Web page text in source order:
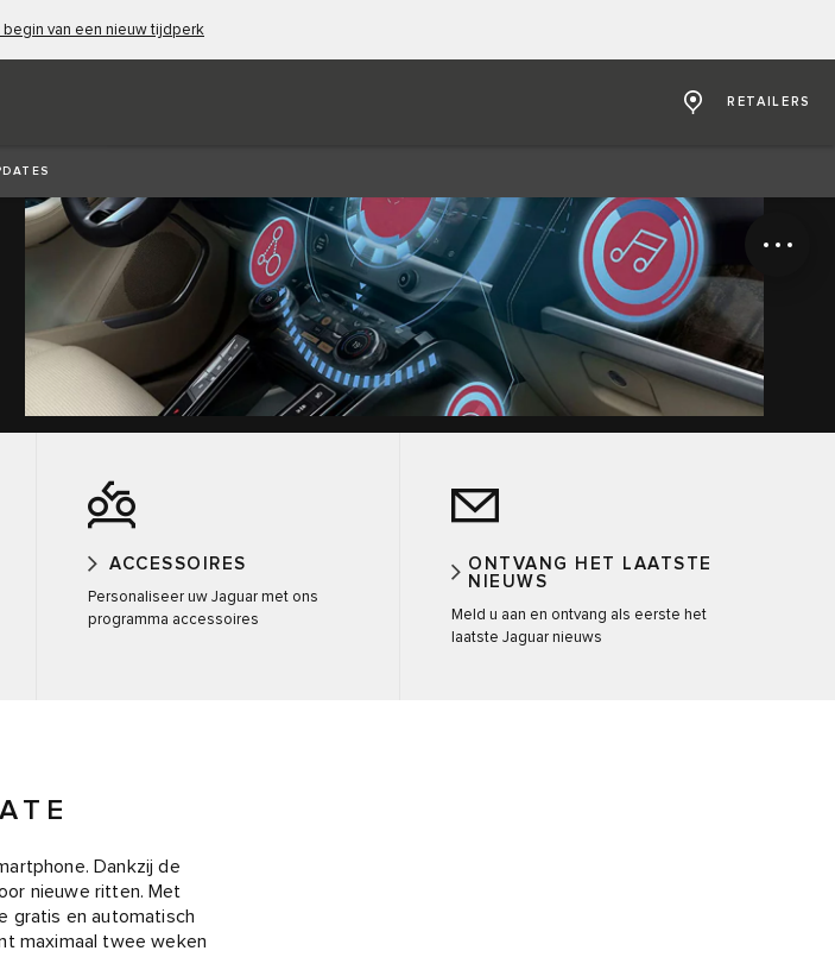
begin van een nieuw tijdperk
RETAILERS
ACCESSOIRES
Personaliseer uw Jaguar met ons
programma accessoires
ONTVANG HET LAATSTE
NIEUWS
Meld u aan en ontvang als eerste het
laatste Jaguar nieuws
Dankzij de
nieuwe ritten. Met
gratis en automatisch
maximaal twee weken